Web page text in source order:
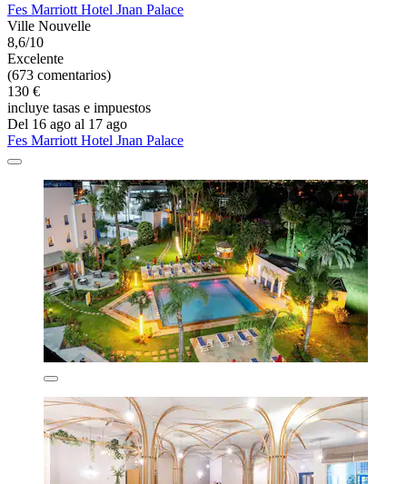
Fes Marriott Hotel Jnan Palace
Ville Nouvelle
8,6/10
Excelente
(673 comentarios)
130 €
incluye tasas e impuestos
Del 16 ago al 17 ago
Fes Marriott Hotel Jnan Palace